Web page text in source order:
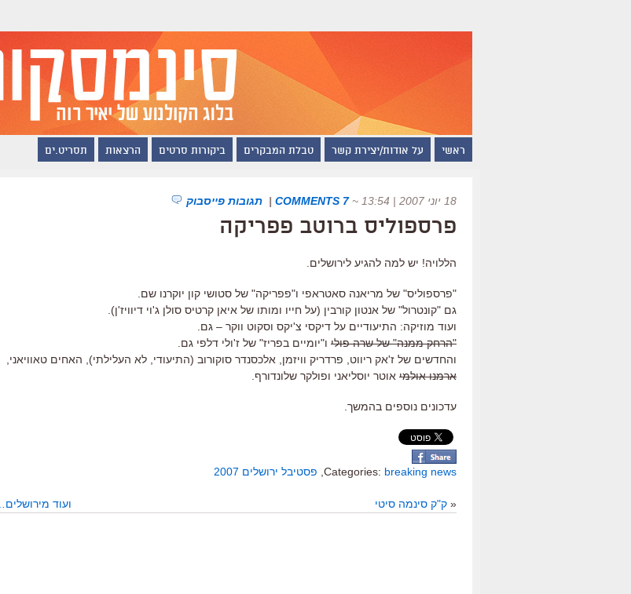
ראשי על אודות/יצירת קשר טבלת המבקרים ביקורות סרטים הרצאות תסריט.ים
18 יוני 2007 | 13:54 ~
7 COMMENTS
| תגובות פייסבוק
פרספוליס ברוטב פפריקה
הללויה! יש למה להגיע לירושלים.
"פרספוליס" של מריאנה סאטראפי ו"פפריקה" של סטושי קון יוקרנו שם.
גם "קונטרול" של אנטון קורבין (על חייו ומותו של איאן קרטיס סולן ג'וי דיוויז'ן).
ועוד מוזיקה: התיעודיים על דיקסי צ'יקס וסקוט ווקר – גם.
"הרחק ממנה" של שרה פולי ו"יומיים בפריז" של ז'ולי דלפי גם.
והחדשים של ז'אק ריווט, פרדריק וויזמן, אלכסנדר סוקורוב (התיעודי, לא העלילתי), האחים טאוויאני,
ארמנו אולמי אוטר יוסליאני ופולקר שלונדורף.
עדכונים נוספים בהמשך.
Categories: breaking news פסטיבל ירושלים 2007
« ק"ק סינמה סיטי ועוד מירושלים…